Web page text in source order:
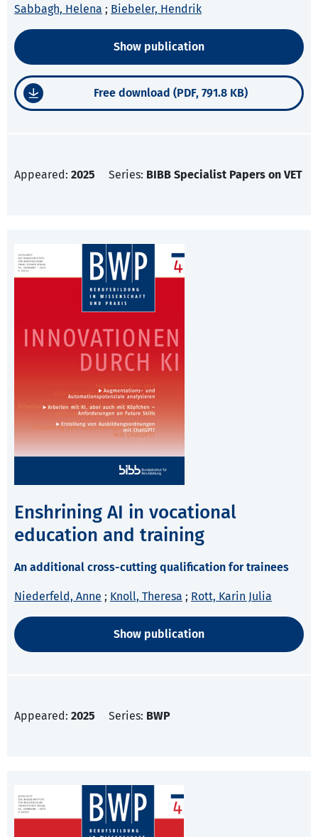
Sabbagh, Helena ; Biebeler, Hendrik
Show publication
Free download (PDF, 791.8 KB)
Appeared: 2025 Series: BIBB Specialist Papers on VET
Enshrining AI in vocational
education and training
An additional cross-cutting qualification for trainees
Niederfeld, Anne ; Knoll, Theresa ; Rott, Karin Julia
Show publication
Appeared: 2025 Series: BWP